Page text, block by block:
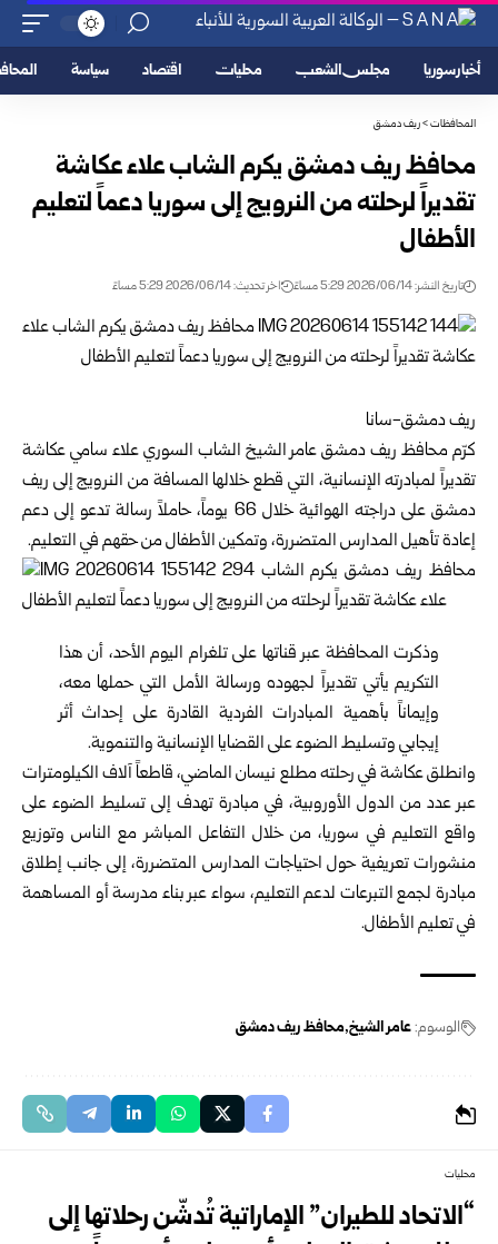
أخبار سوريا مجلس الشعب محليات اقتصاد سياسة
المحافظات>ريف دمشق
محافظ ريف دمشق يكرم الشاب علاء عكاشة
تقديراً لرحلته من النرويج إلى سوريا دعماً لتعليم
الأطفال
تاريخ النشر: 2026/06/14 5:29 مساءً اخر تحديث: 2026/06/14 5:29 مساءً
ريف دمشق-سانا
كرّم محافظ ريف دمشق عامر الشيخ الشاب السوري علاء سامي عكاشة
تقديراً لمبادرته الإنسانية، التي قطع خلالها المسافة من النرويج إلى ريف
دمشق
على دراجته الهوائية خلال 66 يوماً، حاملاً رسالة تدعو إلى دعم
إعادة تأهيل المدارس المتضررة، وتمكين الأطفال من حقهم في التعليم.
وذكرت المحافظة عبر قناتها على تلغرام اليوم الأحد، أن هذا
التكريم يأتي تقديراً لجهوده ورسالة الأمل التي حملها معه،
وإيماناً بأهمية المبادرات الفردية القادرة على إحداث أثر
إيجابي وتسليط الضوء على القضايا الإنسانية والتنموية.
وانطلق عكاشة في رحلته مطلع نيسان الماضي، قاطعاً آلاف الكيلومترات
عبر عدد من الدول الأوروبية، في مبادرة تهدف إلى تسليط الضوء على
واقع التعليم في سوريا، من خلال التفاعل المباشر مع الناس وتوزيع
منشورات تعريفية حول احتياجات المدارس المتضررة، إلى جانب إطلاق
مبادرة لجمع التبرعات لدعم التعليم، سواء عبر بناء مدرسة أو المساهمة
في تعليم الأطفال.
الوسوم:عامر الشيخ محافظ ريف دمشق
محليات
“الاتحاد للطيران” الإماراتية تُدشّن رحلاتها إلى